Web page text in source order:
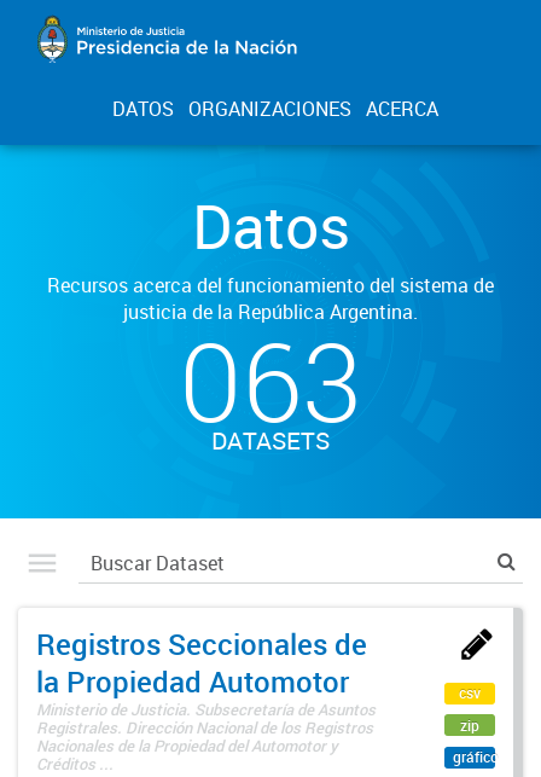
DATOS ORGANIZACIONES ACERCA
Datos
Recursos acerca del funcionamiento del sistema de
justicia de la República Argentina.
063
DATASETS
Registros Seccionales de
la Propiedad Automotor
Ministerio de Justicia. Subsecretaría de Asuntos
Registrales. Dirección Nacional de los Registros
Nacionales de la Propiedad del Automotor y
Créditos ...
csv
zip
gráfico